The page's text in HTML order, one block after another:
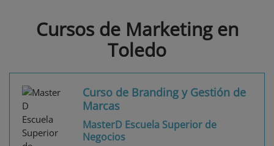
Cursos de Marketing en
Toledo
Curso de Branding y Gestión de
Marcas
MasterD Escuela Superior de
Negocios